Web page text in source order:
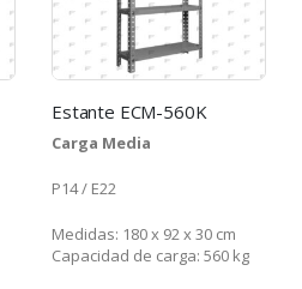
Estante ECM-560K
Carga Media
P14 / E22
Medidas: 180 x 92 x 30 cm
Capacidad de carga: 560 kg